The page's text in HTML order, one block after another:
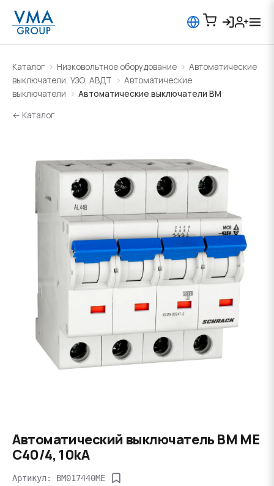
Каталог Низковольтное оборудование
Автоматические
выключатели, УЗО, АВДТ
Автоматические
выключатели
Автоматические выключатели BM
← Каталог
Автоматический выключатель BM ME
C40/4, 10kA
Артикул: BM017440ME